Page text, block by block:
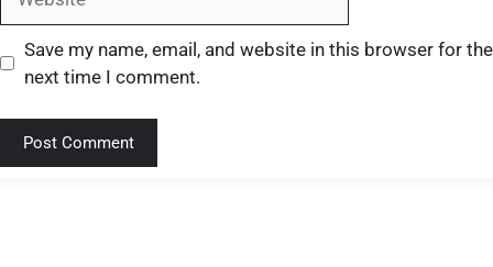
Save my name, email, and website in this browser for the
next time I comment.